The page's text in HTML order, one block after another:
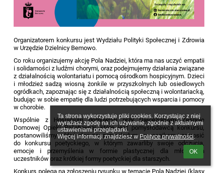
Ta strona wykorzystuje pliki cookies. Korzystając z niej
wyrażasz zgodę na ich używanie, zgodnie z aktualnymi
ustawieniami przeglądarki.
Więcej informacji znajdziesz w Polityce prywatności.
OK
Organizatorem konkursu jest Wydziału Polityki Społecznej i Zdrowia
w Urzędzie Dzielnicy Bemowo.
Co roku organizujemy akcję Pola Nadziei, która ma nas uczyć empatii
i solidarności z ludźmi chorymi, oraz podejmujemy działania związane
z działalnością wolontariatu i pomocą ośrodkom hospicyjnym. Dzieci
i młodzież sadzą wiosną żonkile w przyszkolnych lub osiedlowych
ogródkach, zapoznając się z działalnością społeczną i wolontariacką,
budując w sobie empatię dla ludzi potrzebujących wsparcia i pomocy
w chorobie.
Wspólnie z Hospicjum domowym przy Diecezjalnym Zespole
Domowej Opieki Paliatywnej, które jest pomysłodawcą konkursu,
postanowiliśmy oddać głos naszym młodym pomocnikom i zaprosić
do konkursu poetyckiego, w którym zawarliby swoje odczucia,
emocje i przemyślenia w formie plastycznej dla młodszych
uczestników oraz krótkiej formy poetyckiej dla starszych.
Konkurs polega na zgłoszeniu rysunku w temacie Pola Nadziei (klasy